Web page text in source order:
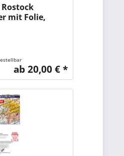
Rostock
mit Folie,
mit...
ab 20,00 € *